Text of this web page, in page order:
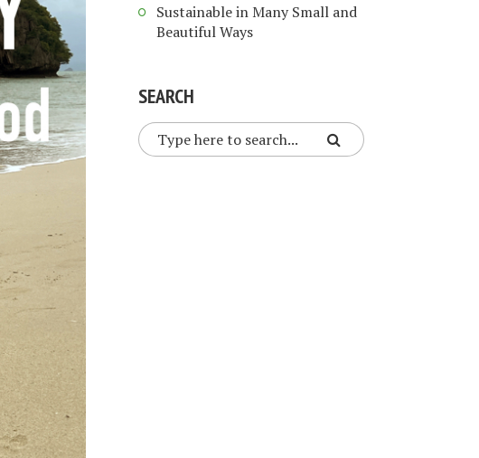
Sustainable in Many Small and
Beautiful Ways
SEARCH